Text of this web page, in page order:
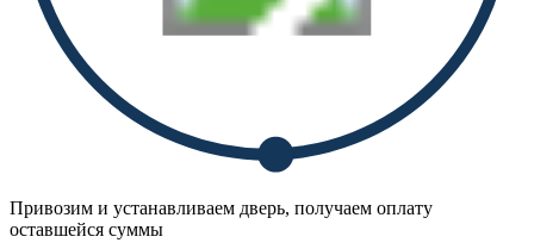
Привозим и устанавливаем дверь, получаем оплату
оставшейся суммы